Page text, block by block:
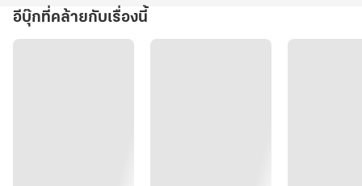
อีบุ๊กที่คล้ายกับเรื่องนี้